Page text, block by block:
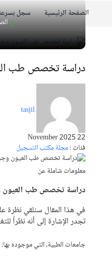
الصفحة الرئيسية سجل
دراسة تخصص طب العيون
tasjil
22 November 2025
فئات :مجلة مكتب التسجيل
معلومات شاملة عن
دراسة تخصص طب العيون
في هذا المقال سنلقي نظرة
تجدر الإشارة إلى أنه نظراً
جامعات الطبية، التي موجوده بها: